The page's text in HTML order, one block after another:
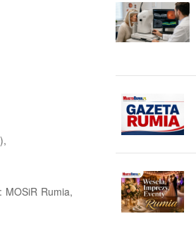
MOSiR Rumia,